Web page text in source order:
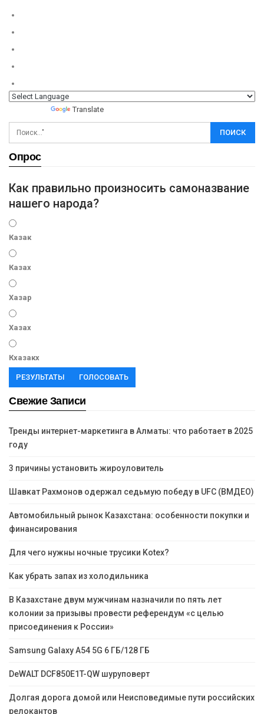
Translate
Опрос
Как правильно произносить самоназвание
нашего народа?
Казак
Казах
Хазар
Хазах
Кхазакх
РЕЗУЛЬТАТЫ ГОЛОСОВАТЬ
Свежие Записи
Тренды интернет-маркетинга в Алматы: что работает в 2025
году
3 причины установить жироуловитель
Шавкат Рахмонов одержал седьмую победу в UFC (ВМДЕО)
Автомобильный рынок Казахстана: особенности покупки и
финансирования
Для чего нужны ночные трусики Kotex?
Как убрать запах из холодильника
В Казахстане двум мужчинам назначили по пять лет
колонии за призывы провести референдум «с целью
присоединения к России»
Samsung Galaxy A54 5G 6 ГБ/128 ГБ
DeWALT DCF850E1T-QW шуруповерт
Долгая дорога домой или Неисповедимые пути российских
релокантов